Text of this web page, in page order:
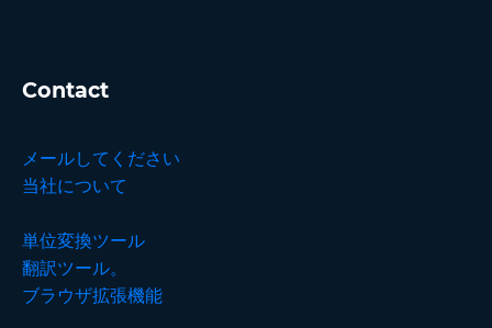
Contact
メールしてください
当社について
単位変換ツール
翻訳ツール。
ブラウザ拡張機能